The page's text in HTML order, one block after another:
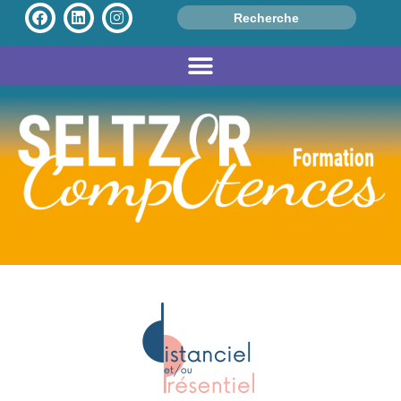
Search
for: